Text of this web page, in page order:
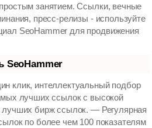
занятием. Ссылки, вечные
пресс-релизы - используйте
SeoHammer для продвижения
SeoHammer
клик, интеллектуальный подбор
лучших ссылок с высокой
лучших бирж ссылок.— Регулярная
по более чем 100 показателям